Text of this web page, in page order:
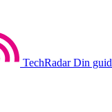
TechRadar Din